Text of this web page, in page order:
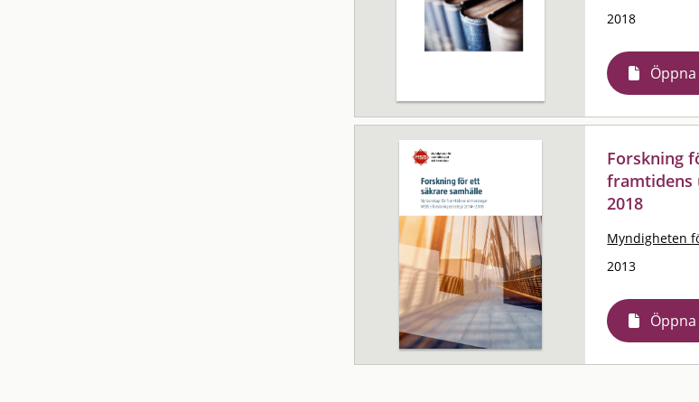
2018
Forskning
framtidens
2018
Myndigheten
2013